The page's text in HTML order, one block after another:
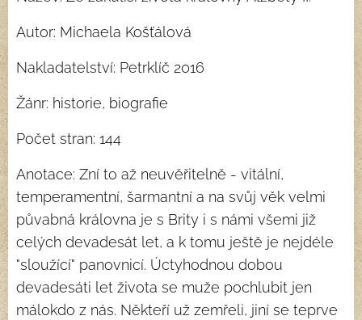
Autor: Michaela Košťálová
Nakladatelství: Petrklíč 2016
Žánr: historie, biografie
Počet stran: 144
Anotace: Zní to až neuvěřitelně - vitální,
temperamentní, šarmantní a na svůj věk velmi
půvabná královna je s Brity i s námi všemi již
celých devadesát let, a k tomu ještě je nejdéle
"sloužící" panovnicí. Úctyhodnou dobou
devadesáti let života se muže pochlubit jen
málokdo z nás. Někteří už zemřeli, jiní se teprve